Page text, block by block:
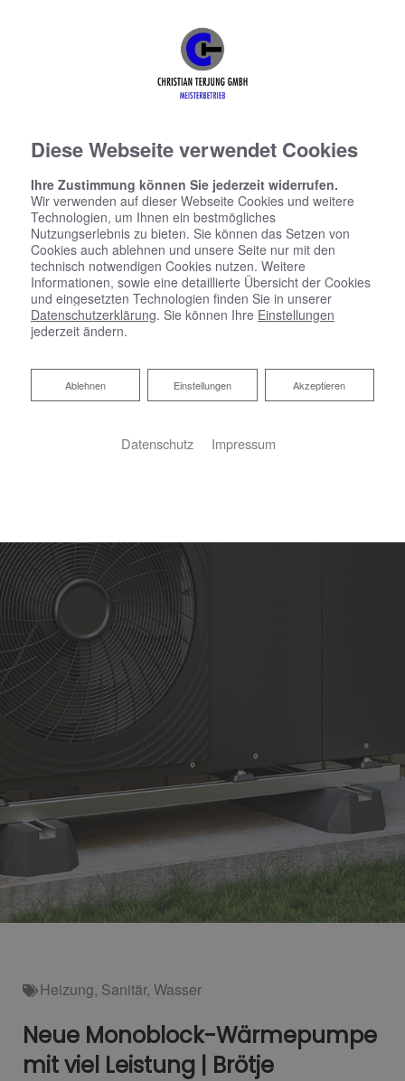
Heizung, Sanitär, Wasser
Neue Monoblock-Wärmepumpe
mit viel Leistung | Brötje
Diese Webseite verwendet Cookies
Ihre Zustimmung können Sie jederzeit widerrufen.
Wir verwenden auf dieser Webseite Cookies und weitere
Technologien, um Ihnen ein bestmögliches
Nutzungserlebnis zu bieten. Sie können das Setzen von
Cookies auch ablehnen und unsere Seite nur mit den
technisch notwendigen Cookies nutzen. Weitere
Informationen, sowie eine detaillierte Übersicht der Cookies
und eingesetzten Technologien finden Sie in unserer
Datenschutzerklärung. Sie können Ihre Einstellungen
jederzeit ändern.
Akzeptieren
Einstellungen
Ablehnen
Ablehnen
Datenschutz Impressum